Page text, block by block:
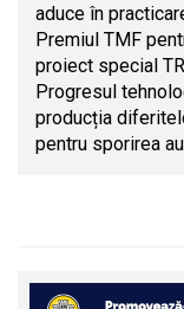
aduce în
Premiul TMF
proiect special
Progresul
producția
pentru sporirea